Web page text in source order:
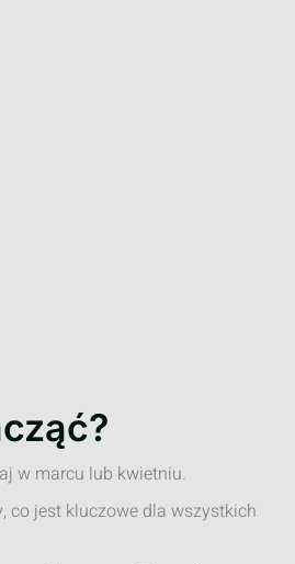
w marcu lub kwietniu.
co jest kluczowe dla wszystkich